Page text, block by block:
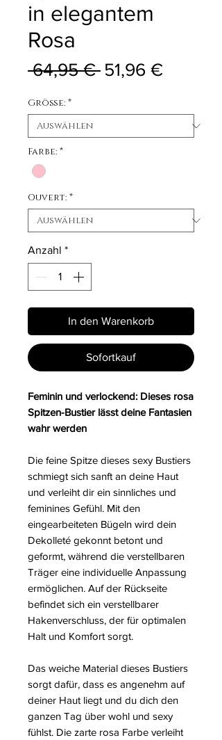
in elegantem
Rosa
64,95 € Standardpreis
51,96 €Sale-
Größe: *
Farbe: *
Ouvert: *
Anzahl *
In den Warenkorb
Sofortkauf
Feminin und verlockend: Dieses rosa
Spitzen-Bustier lässt deine Fantasien
wahr werden
Die feine Spitze dieses sexy Bustiers
schmiegt sich sanft an deine Haut
und verleiht dir ein sinnliches und
feminines Gefühl. Mit den
eingearbeiteten Bügeln wird dein
Dekolleté gekonnt betont und
geformt, während die verstellbaren
Träger eine individuelle Anpassung
ermöglichen. Auf der Rückseite
befindet sich ein verstellbarer
Hakenverschluss, der für optimalen
Halt und Komfort sorgt.
Das weiche Material dieses Bustiers
sorgt dafür, dass es angenehm auf
deiner Haut liegt und du dich den
ganzen Tag über wohl und sexy
fühlst. Die zarte rosa Farbe verleiht